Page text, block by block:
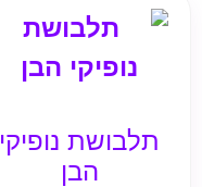
תלבושת נופיקי
הבן